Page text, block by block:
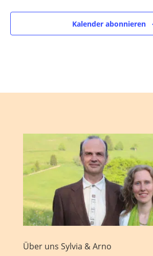
Kalender abonnieren
Über uns Sylvia & Arno